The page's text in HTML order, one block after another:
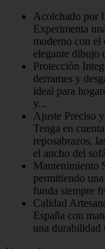
Acolchado por
Experimenta
moderno con el
elegante dibujo
Protección
derrames y
ideal para
y...
Ajuste Preciso
Tenga en
reposabrazos,
el ancho del
Mantenimiento
permitiendo
funda siempre
Calidad
España con
una durabilidad